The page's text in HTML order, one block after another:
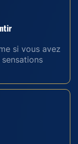
si vous avez